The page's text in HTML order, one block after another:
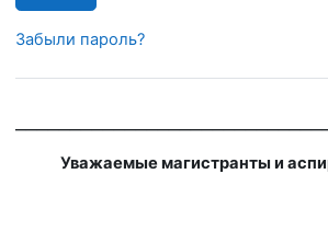
Забыли пароль?
Уважаемые магистранты и